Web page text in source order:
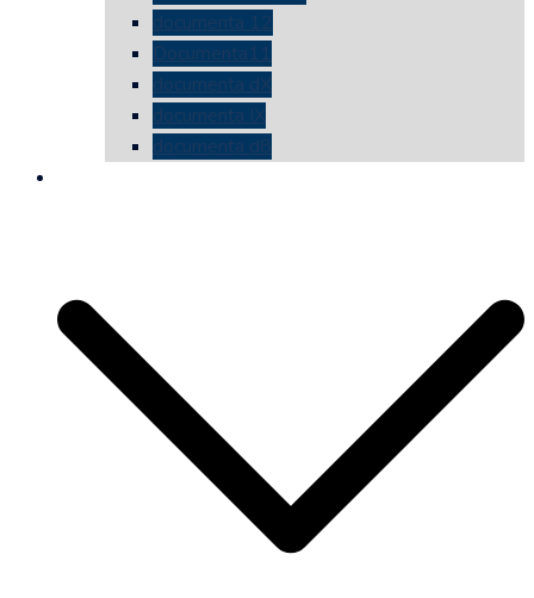
documenta 12
Documenta11
documenta dX
documenta IX
documenta d8